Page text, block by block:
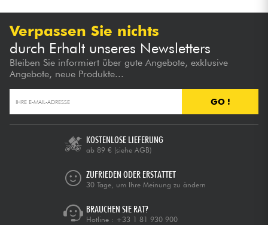
Verpassen Sie nichts
durch Erhalt unseres Newsletters
Bleiben Sie informiert über gute Angebote, exklusive
Angebote, neue Produkte...
GO !
KOSTENLOSE LIEFERUNG
ab 89 € (siehe AGB)
ZUFRIEDEN ODER ERSTATTET
30 Tage, um Ihre Meinung zu ändern
BRAUCHEN SIE RAT?
Hotline : +33 1 81 930 900